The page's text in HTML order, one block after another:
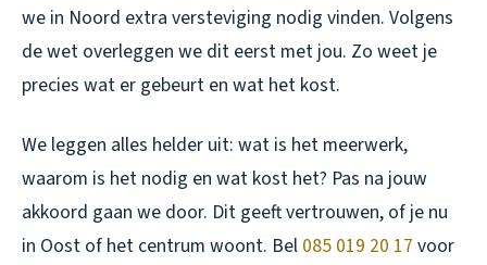
we in Noord extra versteviging nodig vinden. Volgens
de wet overleggen we dit eerst met jou. Zo weet je
precies wat er gebeurt en wat het kost.
We leggen alles helder uit: wat is het meerwerk,
waarom is het nodig en wat kost het? Pas na jouw
akkoord gaan we door. Dit geeft vertrouwen, of je nu
in Oost of het centrum woont. Bel 085 019 20 17 voor